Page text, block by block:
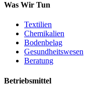
Was Wir Tun
Textilien
Chemikalien
Bodenbelag
Gesundheitswesen
Beratung
Betriebsmittel